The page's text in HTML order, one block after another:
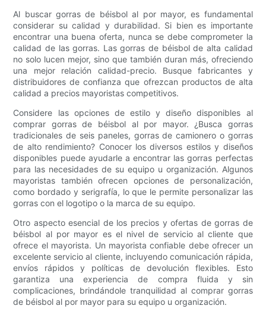
Al buscar gorras de béisbol al por mayor, es fundamental
considerar su calidad y durabilidad. Si bien es importante
encontrar una buena oferta, nunca se debe comprometer la
calidad de las gorras. Las gorras de béisbol de alta calidad
no solo lucen mejor, sino que también duran más, ofreciendo
una mejor relación calidad-precio. Busque fabricantes y
distribuidores de confianza que ofrezcan productos de alta
calidad a precios mayoristas competitivos.
Considere las opciones de estilo y diseño disponibles al
comprar gorras de béisbol al por mayor. ¿Busca gorras
tradicionales de seis paneles, gorras de camionero o gorras
de alto rendimiento? Conocer los diversos estilos y diseños
disponibles puede ayudarle a encontrar las gorras perfectas
para las necesidades de su equipo u organización. Algunos
mayoristas también ofrecen opciones de personalización,
como bordado y serigrafía, lo que le permite personalizar las
gorras con el logotipo o la marca de su equipo.
Otro aspecto esencial de los precios y ofertas de gorras de
béisbol al por mayor es el nivel de servicio al cliente que
ofrece el mayorista. Un mayorista confiable debe ofrecer un
excelente servicio al cliente, incluyendo comunicación rápida,
envíos rápidos y políticas de devolución flexibles. Esto
garantiza una experiencia de compra fluida y sin
complicaciones, brindándole tranquilidad al comprar gorras
de béisbol al por mayor para su equipo u organización.